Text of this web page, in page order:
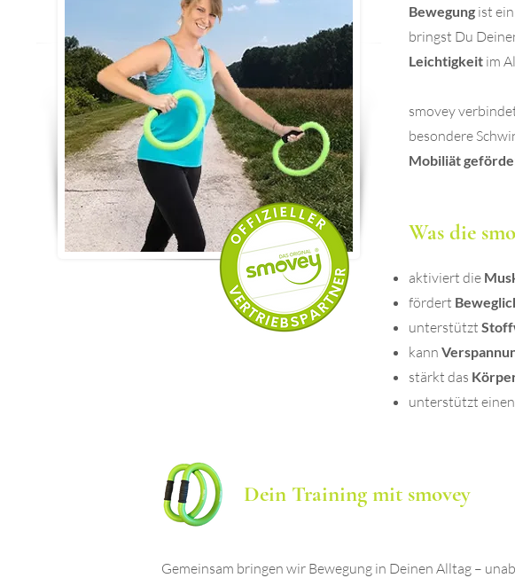
Bewegung ist
bringst Du
Leichtigkeit im
smovey
besondere
Mobiliät
Was die
aktiviert die
fördert
unterstützt
kann
stärkt das
unterstützt
Dein Training mit smovey
Gemeinsam bringen wir Bewegung in Deinen Alltag –